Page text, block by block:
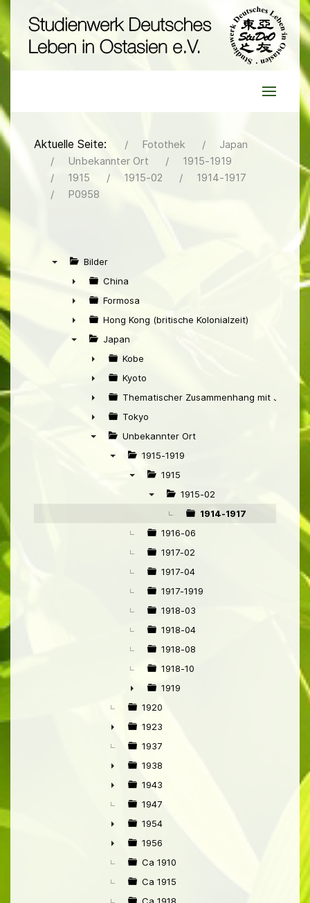
Aktuelle Seite: Fotothek
Japan
Unbekannter Ort
1915-1919
1915
1915-02
1914-1917
P0958
Bilder
►
China
►
Formosa
►
Hong Kong (britische Kolonialzeit)
Japan
►
Kobe
►
Kyoto
►
Thematischer Zusammenhang mit Japan
►
Tokyo
Unbekannter Ort
1915-1919
1915
1915-02
1914-1917
1916-06
1917-02
1917-04
1917-1919
1918-03
1918-04
1918-08
1918-10
►
1919
1920
►
1923
1937
►
1938
►
1943
1947
►
1954
►
1956
Ca 1910
Ca 1915